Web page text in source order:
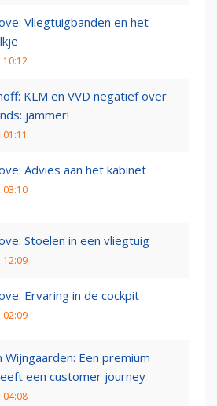
Vliegtuigbanden en het
10:12
KLM en VVD negatief over
jammer!
Advies aan het kabinet
03:10
Stoelen in een vliegtuig
12:09
Ervaring in de cockpit
02:09
Wijngaarden: Een premium
een customer journey
04:08